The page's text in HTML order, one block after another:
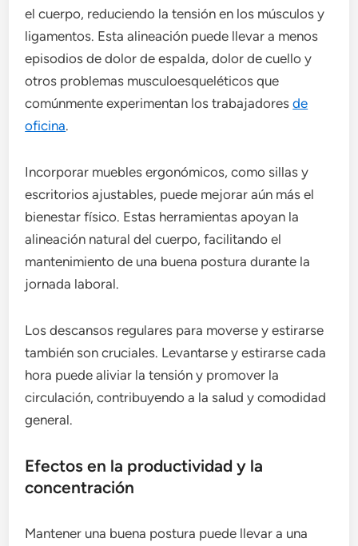
el cuerpo, reduciendo la tensión en los músculos y
ligamentos. Esta alineación puede llevar a menos
episodios de dolor de espalda, dolor de cuello y
otros problemas musculoesqueléticos que
comúnmente experimentan los trabajadoresde
oficina.
Incorporar muebles ergonómicos, como sillas y
escritorios ajustables, puede mejorar aún más el
bienestar físico. Estas herramientas apoyan la
alineación natural del cuerpo, facilitando el
mantenimiento de una buena postura durante la
jornada laboral.
Los descansos regulares para moverse y estirarse
también son cruciales. Levantarse y estirarse cada
hora puede aliviar la tensión y promover la
circulación, contribuyendo a la salud y comodidad
general.
Efectos en la productividad y la
concentración
Mantener una buena postura puede llevar a una